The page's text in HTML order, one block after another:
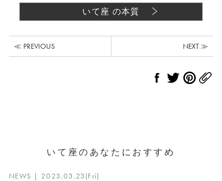
いて座 の本質
≪ PREVIOUS NEXT ≫
いて座のあなたにおすすめ
NEWS | 2023.03.23(Fri)